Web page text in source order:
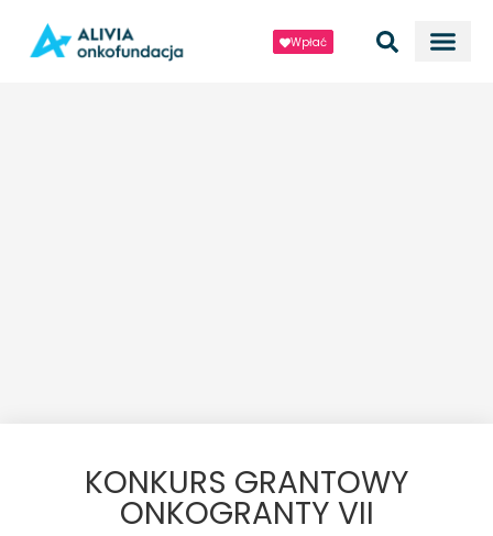
Wpłać
KONKURS GRANTOWY
ONKOGRANTY VII